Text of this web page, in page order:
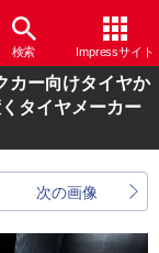
検索 Impressサイト
カー向けタイヤか
タイヤメーカー
次の画像